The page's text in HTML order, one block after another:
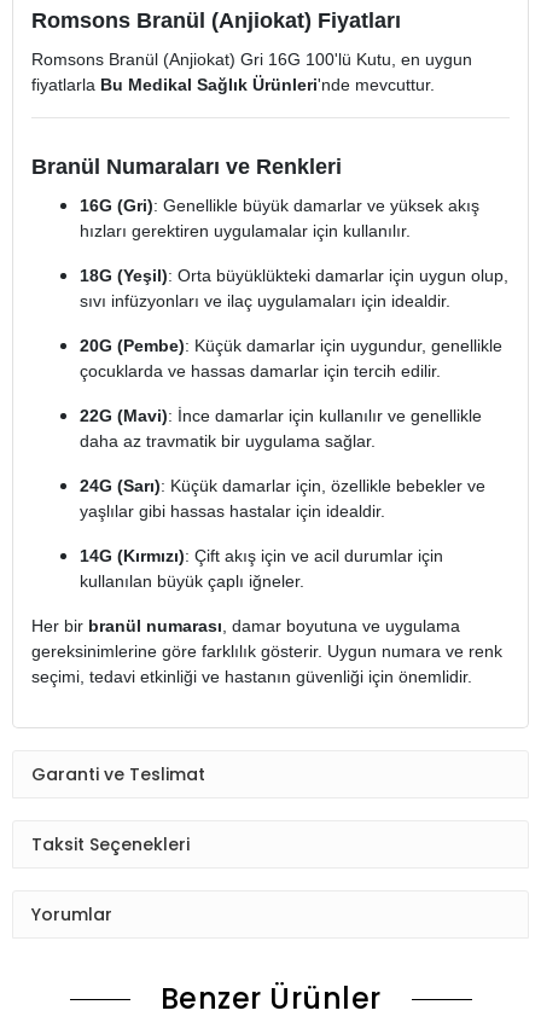
Romsons Branül (Anjiokat) Fiyatları
Romsons Branül (Anjiokat) Gri 16G 100'lü Kutu, en uygun
fiyatlarla Bu Medikal Sağlık Ürünleri'nde mevcuttur.
Branül Numaraları ve Renkleri
16G (Gri): Genellikle büyük damarlar ve yüksek akış
hızları gerektiren uygulamalar için kullanılır.
18G (Yeşil): Orta büyüklükteki damarlar için uygun olup,
sıvı infüzyonları ve ilaç uygulamaları için idealdir.
20G (Pembe): Küçük damarlar için uygundur, genellikle
çocuklarda ve hassas damarlar için tercih edilir.
22G (Mavi): İnce damarlar için kullanılır ve genellikle
daha az travmatik bir uygulama sağlar.
24G (Sarı): Küçük damarlar için, özellikle bebekler ve
yaşlılar gibi hassas hastalar için idealdir.
14G (Kırmızı): Çift akış için ve acil durumlar için
kullanılan büyük çaplı iğneler.
Her bir branül numarası, damar boyutuna ve uygulama
gereksinimlerine göre farklılık gösterir. Uygun numara ve renk
seçimi, tedavi etkinliği ve hastanın güvenliği için önemlidir.
Garanti ve Teslimat
Taksit Seçenekleri
Yorumlar
Benzer Ürünler